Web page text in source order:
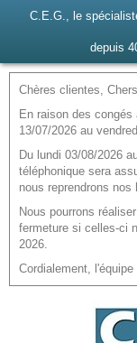
C.E.G., le
depuis
Chères clientes,
En raison des
13/07/2026 au
Du lundi 03/08/2026
téléphonique sera
nous reprendrons nos
Nous pourrons
fermeture si celles-ci
2026.
Cordialement, l'équipe